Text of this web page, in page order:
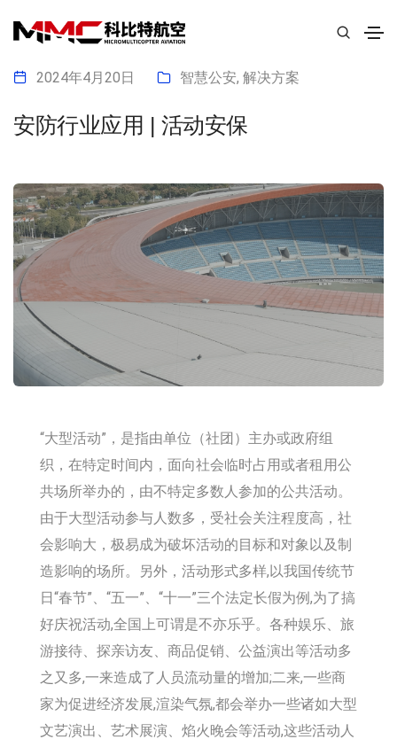
2024年4月20日 智慧公安, 解决方案
安防行业应用 | 活动安保
“大型活动”，是指由单位（社团）主办或政府组
织，在特定时间内，面向社会临时占用或者租用公
共场所举办的，由不特定多数人参加的公共活动。
由于大型活动参与人数多，受社会关注程度高，社
会影响大，极易成为破坏活动的目标和对象以及制
造影响的场所。另外，活动形式多样,以我国传统节
日“春节”、“五一”、“十一”三个法定长假为例,为了搞
好庆祝活动,全国上可谓是不亦乐乎。各种娱乐、旅
游接待、探亲访友、商品促销、公益演出等活动多
之又多,一来造成了人员流动量的增加;二来,一些商
家为促进经济发展,渲染气氛,都会举办一些诸如大型
文艺演出、艺术展演、焰火晚会等活动,这些活动人